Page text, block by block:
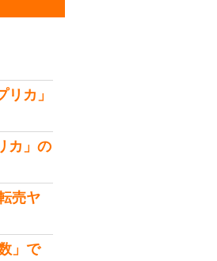
カ」
カ」の
売ヤ
」で